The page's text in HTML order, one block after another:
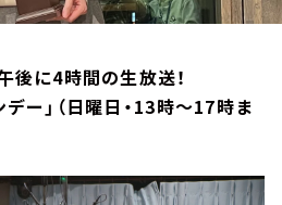
後に4時間の生放送！
ー」（日曜日・13時～17時ま